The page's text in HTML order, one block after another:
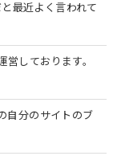
最近よく言われて
営しております。
自分のサイトのブ